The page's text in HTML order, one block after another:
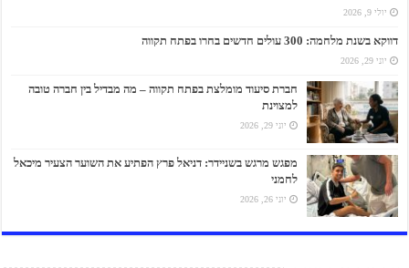
יולי 9, 2026
דווקא בשנת מלחמה: 300 עולים חדשים בחרו בפתח תקווה
יוני 29, 2026
חברת סיעוד מומלצת בפתח תקווה – מה מבדיל בין חברה טובה
למצוינת
יוני 29, 2026
מפגש מרגש בשניידר: דניאל פרץ הפתיע את השוער הצעיר מיכאל
לחמני
יוני 26, 2026